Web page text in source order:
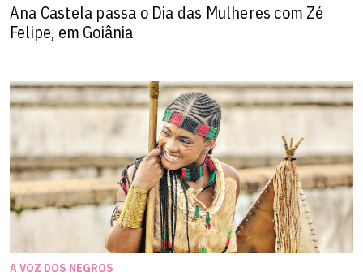
Ana Castela passa o Dia das Mulheres com Zé
Felipe, em Goiânia
A VOZ DOS NEGROS